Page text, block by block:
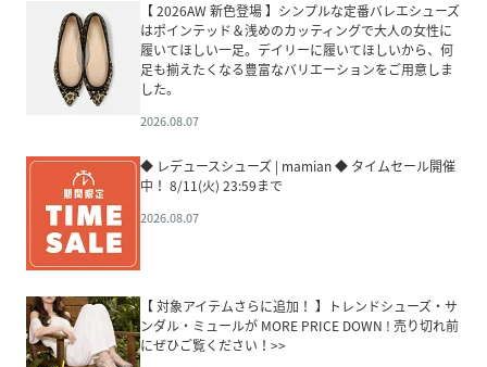
【 2026AW 新色登場 】シンプルな定番バレエシューズ
はポインテッド＆浅めのカッティングで大人の女性に
履いてほしい一足。デイリーに履いてほしいから、何
足も揃えたくなる豊富なバリエーションをご用意しま
した。
2026.08.07
◆ レデュースシューズ | mamian ◆ タイムセール開催
中！ 8/11(火) 23:59まで
2026.08.07
【 対象アイテムさらに追加！ 】トレンドシューズ・サ
ンダル・ミュールが MORE PRICE DOWN ! 売り切れ前
にぜひご覧ください！>>